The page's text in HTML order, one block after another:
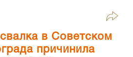
в Советском
причинила